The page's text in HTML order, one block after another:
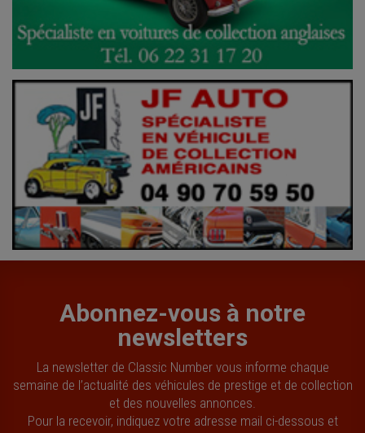
Abonnez-vous à notre
newsletters
La newsletter de Classic Number vous informe chaque
semaine de l’actualité des véhicules de prestige et de collection
et des nouvelles annonces.
Pour la recevoir, indiquez votre adresse mail ci-dessous et